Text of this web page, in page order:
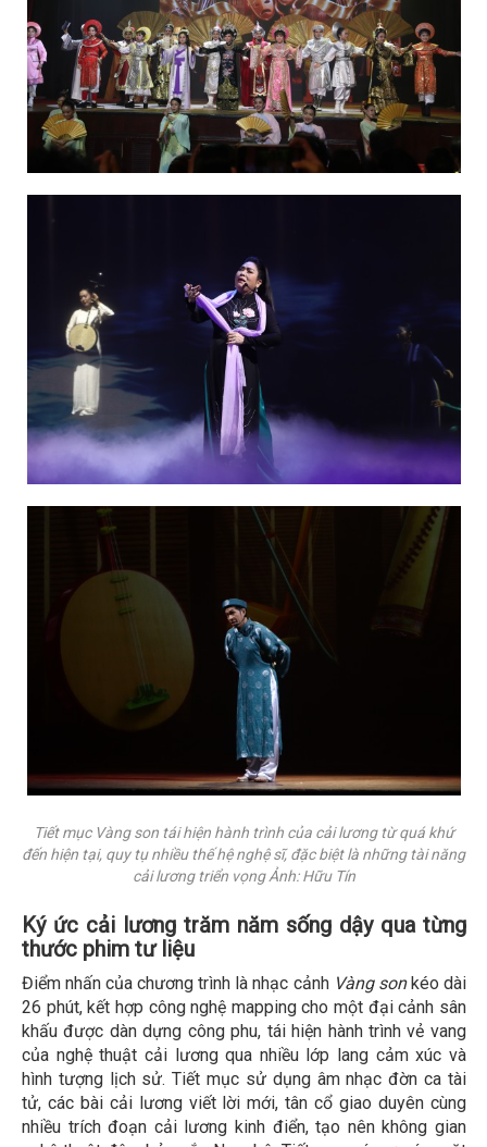
Tiết mục Vàng sontái hiện hành trình của cải lương từ quá khứ
đến hiện tại, quy tụ nhiều thế hệ nghệ sĩ, đặc biệt là những tài năng
cải lương triển vọng Ảnh: Hữu Tín
Ký ức cải lương trăm năm sống dậy qua từng
thước phim tư liệu
Điểm nhấn của chương trình là nhạc cảnh Vàng sonkéo dài
26 phút, kết hợp công nghệ mapping cho một đại cảnh sân
khấu được dàn dựng công phu, tái hiện hành trình vẻ vang
của nghệ thuật cải lương qua nhiều lớp lang cảm xúc và
hình tượng lịch sử. Tiết mục sử dụng âm nhạc đờn ca tài
tử, các bài cải lương viết lời mới, tân cổ giao duyên cùng
nhiều trích đoạn cải lương kinh điển, tạo nên không gian